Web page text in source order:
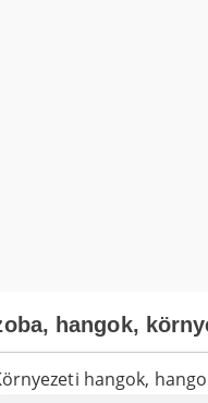
hangok,
hangok,